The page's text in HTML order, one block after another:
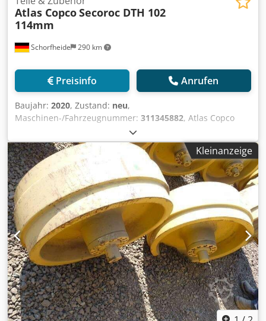
Schorfheide 290 km
Atlas CopcoSecoroc DTH 102
114mm
Preisinfo Anrufen
Baujahr: 2020, Zustand: neu,
Maschinen-/Fahrzeugnummer: 311345882, Atlas Copco
Secoroc DTH-Bohrgestänge 102 114mm ungenutzt 4x
102mm / L= 5000mm 4x 114mm / L= 6000mm Dcsdpfx
Asmwittjcljk 3x shank adapters 114mm 1x drill bit 140mm
Weitere Informationen Verwendungszweck: Bauwesen,
Allgemeiner Zustand: sehr gut, Technischer Zustand: sehr
gut, Optischer Zustand: sehr gut,
Kleinanzeige